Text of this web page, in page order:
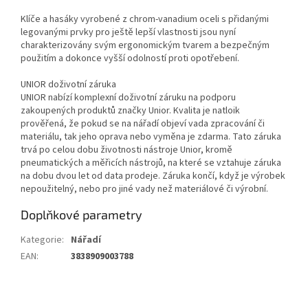
Klíče a hasáky vyrobené z chrom-vanadium oceli s přidanými
legovanými prvky pro ještě lepší vlastnosti jsou nyní
charakterizovány svým ergonomickým tvarem a bezpečným
použitím a dokonce vyšší odolností proti opotřebení.
UNIOR doživotní záruka
UNIOR nabízí komplexní doživotní záruku na podporu
zakoupených produktů značky Unior. Kvalita je natloik
prověřená, že pokud se na nářadí objeví vada zpracování či
materiálu, tak jeho oprava nebo vyměna je zdarma. Tato záruka
trvá po celou dobu životnosti nástroje Unior, kromě
pneumatických a měřicích nástrojů, na které se vztahuje záruka
na dobu dvou let od data prodeje. Záruka končí, když je výrobek
nepoužitelný, nebo pro jiné vady než materiálové či výrobní.
Doplňkové parametry
Kategorie: Nářadí
EAN: 3838909003788